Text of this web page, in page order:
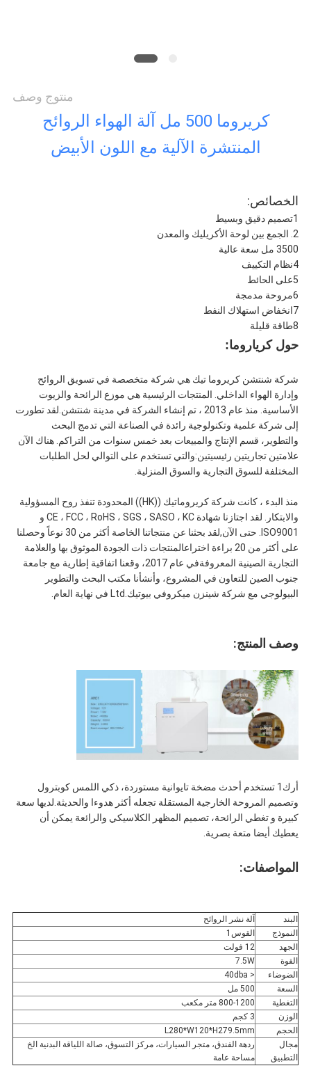
خريطة
الموقع
سياسة
الخصوصية
منتوج وصف
كريروما 500 مل آلة الهواء الروائح
المنتشرة الآلية مع اللون الأبيض
الخصائص:
1تصميم دقيق وبسيط
2. الجمع بين لوحة الأكريليك والمعدن
3500 مل سعة عالية
4نظام التكييف
5على الحائط
6مروحة مدمجة
7انخفاض استهلاك النفط
8طاقة قليلة
حول كرياروما:
شركة شنتشن كريروما تيك هي شركة متخصصة في تسويق الروائح
وإدارة الهواء الداخلي. المنتجات الرئيسية هي موزع الرائحة والزيوت
الأساسية. منذ عام 2013 ، تم إنشاء الشركة في مدينة شنتشن.لقد تطورت
إلى شركة علمية وتكنولوجية رائدة في الصناعة التي تدمج البحث
والتطوير، قسم الإنتاج والمبيعات بعد خمس سنوات من التراكم. هناك الآن
علامتين تجاريتين رئيسيتين:والتي تستخدم على التوالي لحل الطلبات
المختلفة للسوق التجارية والسوق المنزلية.
منذ البدء ، كانت شركة كريروماتيك ((HK)) المحدودة تنفذ روح المسؤولية
والابتكار. لقد اجتازنا شهادة CE ، FCC ، RoHS ، SGS ، SASO ، KC و
ISO9001. حتى الآن,لقد بحثنا عن منتجاتنا الخاصة أكثر من 30 نوعاً وحصلنا
على أكثر من 20 براءة اختراعالمنتجات ذات الجودة الموثوق بها والعلامة
التجارية الصينية المعروفةفي عام 2017، وقعنا اتفاقية إطارية مع جامعة
جنوب الصين للتعاون في المشروع، وأنشأنا مكتب البحث والتطوير
البيولوجي مع شركة شينزن ميكروفي بيوتيك.Ltd في نهاية العام.
وصف المنتج:
أرك1 تستخدم أحدث مضخة تايوانية مستوردة، ذكي اللمس كوبترول
وتصميم المروحة الخارجية المستقلة تجعله أكثر هدوءا والحديثة.لديها سعة
كبيرة و تغطي الرائحة، تصميم المظهر الكلاسيكي والرائعة يمكن أن
يعطيك أيضا متعة بصرية.
المواصفات:
البند
آلة نشر الروائح
النموذج
القوس1
الجهد
12 فولت
القوة
7.5W
الضوضاء
< 40dba
السعة
500 مل
التغطية
800-1200 متر مكعب
الوزن
3 كجم
الحجم
L280*W120*H279.5mm
مجال
التطبيق
ردهة الفندق، متجر السيارات، مركز التسوق، صالة اللياقة البدنية الخ
مساحة عامة